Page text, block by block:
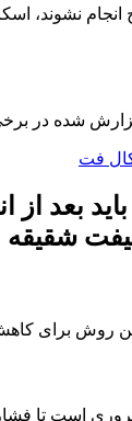
انجام نشوند،
شده در
فت
بعد از
شقیقه